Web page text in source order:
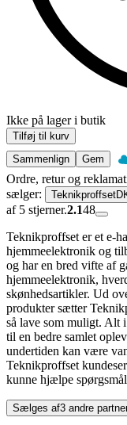
Ikke på lager i butik
Tilføj til kurv
Sammenlign
Gem
Ordre, retur og
sælger:
af 5 stjerner.2.148
Teknikproffset er et e-
hjemmeelektronik og
og har en bred vifte af
hjemmeelektronik,
skønhedsartikler. Ud
produkter sætter
så lave som muligt. Alt
til en bedre samlet
undertiden kan være
Teknikproffset
kunne hjælpe
Sælges af3 andre